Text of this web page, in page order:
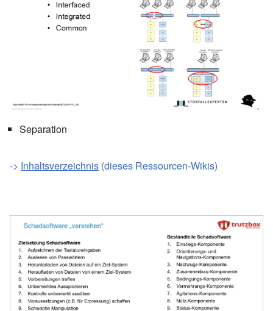
Separation
-> Inhaltsverzeichnis (dieses Ressourcen-Wikis)